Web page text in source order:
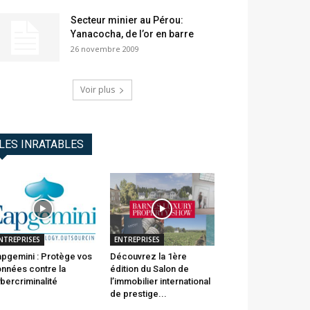
Secteur minier au Pérou:
Yanacocha, de l’or en barre
26 novembre 2009
Voir plus
LES INRATABLES
: Protège vos
contre la
ENTREPRISES
Découvrez la 1ère
édition du Salon de
l’immobilier international
de prestige...